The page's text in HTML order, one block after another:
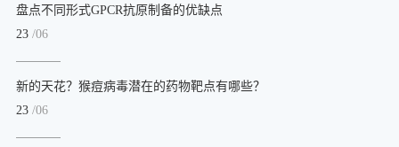
盘点不同形式GPCR抗原制备的优缺点
23 /06
新的天花？猴痘病毒潜在的药物靶点有哪些？
23 /06